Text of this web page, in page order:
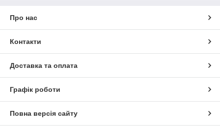
Про нас
Контакти
Доставка та оплата
Графік роботи
Повна версія сайту